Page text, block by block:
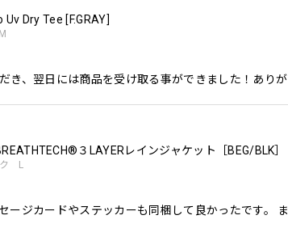
Dry Tee [F.GRAY]
き、翌日には商品を受け取る事ができました！ありが
３LAYERレインジャケット［BEG/BLK］
L
ージカードやステッカーも同梱して良かったです。